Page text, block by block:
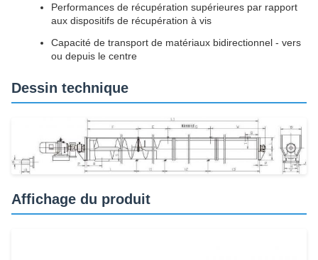
Performances de récupération supérieures par rapport
aux dispositifs de récupération à vis
Capacité de transport de matériaux bidirectionnel - vers
ou depuis le centre
Dessin technique
Affichage du produit